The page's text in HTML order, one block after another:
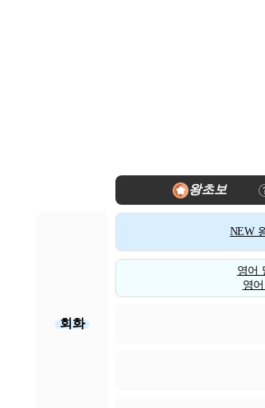
왕초보
회화
NEW
영어
영